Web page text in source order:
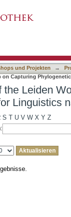
und Projekten →
Capturing
Leiden
Linguistics
S T U V W X Y Z